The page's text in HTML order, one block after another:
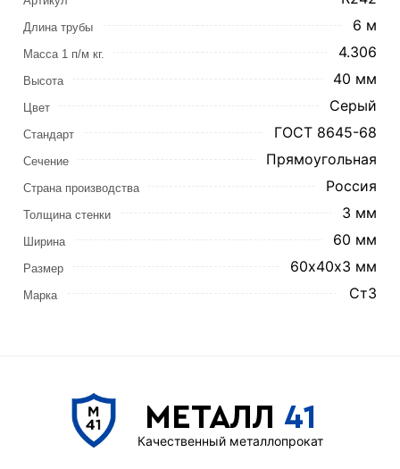
Длина трубы 6 м
Масса 1 п/м кг. 4.306
Высота 40 мм
Цвет Серый
Стандарт ГОСТ 8645-68
Сечение Прямоугольная
Страна производства Россия
Толщина стенки 3 мм
Ширина 60 мм
Размер 60х40х3 мм
Марка Ст3
МЕТАЛЛ 41
Качественный металлопрокат